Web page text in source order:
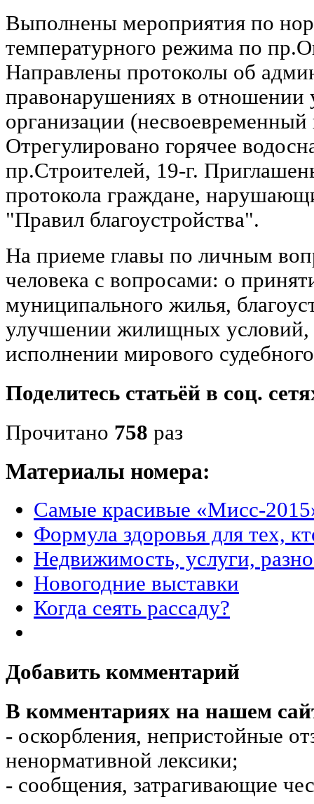
Выполнены мероприятия по
температурного режима по
Направлены протоколы об
правонарушениях в отношении
организации
Отрегулировано горячее
пр.Строителей, 19-г.
протокола граждане,
"Правил благоустройства".
На приеме главы по личным
человека с вопросами: о
муниципального жилья,
улучшении жилищных условий,
исполнении мирового
Поделитесь статьёй в соц.
Прочитано 758 раз
Материалы номера:
Самые красивые «Мисс-
Формула здоровья для тех,
Недвижимость, услуги,
Новогодние выставки
Когда сеять рассаду?
Добавить комментарий
В комментариях на нашем
- оскорбления, непристойные
ненормативной лексики;
- сообщения, затрагивающие